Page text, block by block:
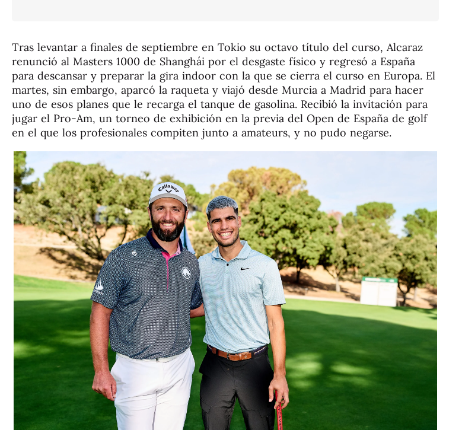
Tras levantar a finales de septiembre en Tokio su octavo título del curso, Alcaraz
renunció al Masters 1000 de Shanghái por el desgaste físico y regresó a España
para descansar y preparar la gira indoor con la que se cierra el curso en Europa. El
martes, sin embargo, aparcó la raqueta y viajó desde Murcia a Madrid para hacer
uno de esos planes que le recarga el tanque de gasolina. Recibió la invitación para
jugar el Pro-Am, un torneo de exhibición en la previa del Open de España de golf
en el que los profesionales compiten junto a amateurs, y no pudo negarse.